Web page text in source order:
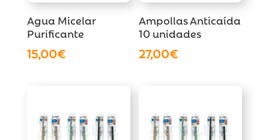
Agua Micelar
Purificante
15,00€
Ampollas Anticaída
10 unidades
27,00€